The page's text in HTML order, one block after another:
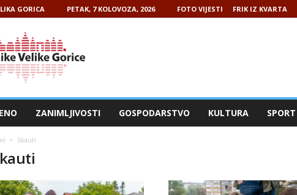
GORICA PETAK, 7 KOLOVOZA, 2026 FOTO VIJESTI FRIK IZ KVARTA
ZANIMLJIVOSTI GOSPODARSTVO KULTURA SPORT
Skauti